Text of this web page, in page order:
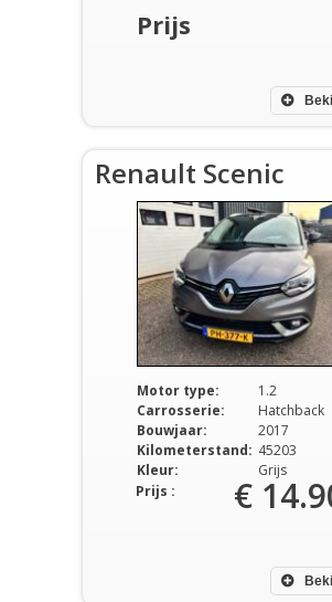
Prijs
Renault Scenic
Motor type:
1.2
Carrosserie:
Hatchback
Bouwjaar:
2017
Kilometerstand: 45203
Kleur:
Grijs
Prijs : €